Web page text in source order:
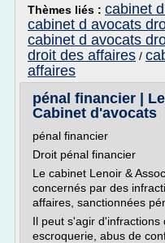
Thèmes liés : cabinet
cabinet d avocats
cabinet d avocats
droit des affaires /
affaires
pénal financier |
Cabinet d'avocats
pénal financier
Droit pénal financier
Le cabinet Lenoir &
concernés par des
affaires, sanctionnées
Il peut s'agir d'infractions
escroquerie, abus de